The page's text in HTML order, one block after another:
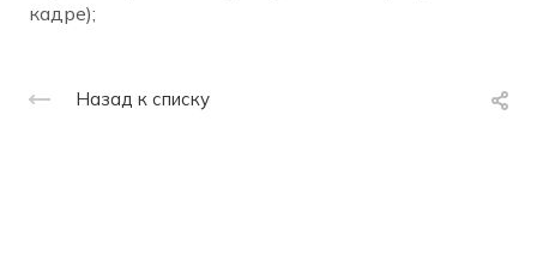
кадре);
Назад к списку